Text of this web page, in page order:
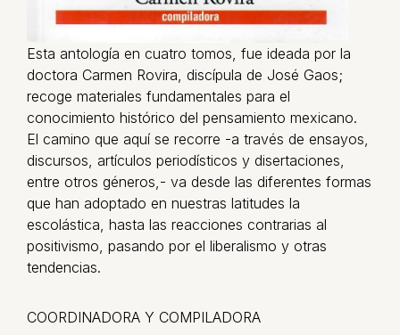
Esta antología en cuatro tomos, fue ideada por la
doctora Carmen Rovira, discípula de José Gaos;
recoge materiales fundamentales para el
conocimiento histórico del pensamiento mexicano.
El camino que aquí se recorre -a través de ensayos,
discursos, artículos periodísticos y disertaciones,
entre otros géneros,- va desde las diferentes formas
que han adoptado en nuestras latitudes la
escolástica, hasta las reacciones contrarias al
positivismo, pasando por el liberalismo y otras
tendencias.
COORDINADORA Y COMPILADORA